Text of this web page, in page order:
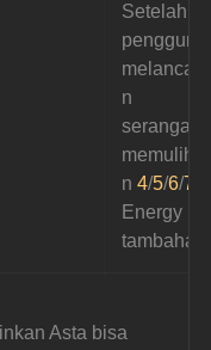
Setelah
n
serangan,
n 4/5/6/7
Energy
tambahan.
Asta bisa